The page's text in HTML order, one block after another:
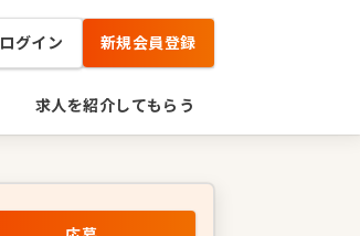
ログイン 新規会員登録
求人を紹介してもらう